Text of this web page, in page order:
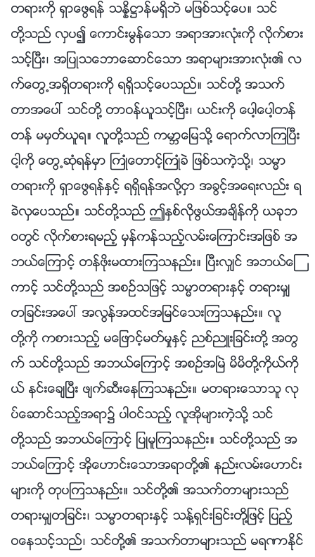
တရားကို ရွာေဖြရန္ သႏၷိ႒ာန္မရွိဘဲ မျဖစ္သင့္ေပ။ သင္
တို႔သည္ လွပ၍ ေကာင္းမြန္ေသာ အရာအားလုံးကို လိုက္စား
သင့္ၿပီး၊ အျပဳသေဘာေဆာင္ေသာ အရာမ်ားအားလုံး၏ လ
က္ေတြ႕အရွိတရားကို ရရွိသင့္ေပသည္။ သင္တို႔ အသက္
တာအေပၚ သင္တို႔ တာဝန္ယူသင့္ၿပီး၊ ယင္းကို ေပါ့ေပါ့တန္
တန္ မမွတ္ယူရ။ လူတို႔သည္ ကမာၻေျမသို႔ ေရာက္လာၾကၿပီး
ငါ့ကို ေတြ႕ဆုံရန္မွာ ႀကဳံေတာင့္ႀကဳံခဲ ျဖစ္သကဲ့သို႔၊ သမၼာ
တရားကို ရွာေဖြရန္ႏွင့္ ရရွိရန္အလို႔ငွာ အခြင့္အေရးလည္း ရ
ခဲလွေပသည္။ သင္တို႔သည္ ဤႏွစ္လိုဖြယ္အခ်ိန္ကို ယခုဘ
ဝတြင္ လိုက္စားရမည့္ မွန္ကန္သည့္လမ္းေၾကာင္းအျဖစ္ အ
ဘယ္ေၾကာင့္ တန္ဖိုးမထားၾကသနည္း။ ၿပီးလွ်င္ အဘယ္ေၾ
ကာင့္ သင္တို႔သည္ အစဥ္သျဖင့္ သမၼာတရားႏွင့္ တရားမွ်
တျခင္းအေပၚ အလြန္အထင္အျမင္ေသးၾကသနည္း။ လူ
တို႔ကို ကစားသည့္ မေျဖာင့္မတ္မႈႏွင့္ ညစ္ညဴးျခင္းတို႔ အတြ
က္ သင္တို႔သည္ အဘယ္ေၾကာင့္ အစဥ္အၿမဲ မိမိတို႔ကိုယ္ကို
ယ္ နင္းေခ်ၿပီး ဖ်က္ဆီးေနၾကသနည္း။ မတရားေသာသူ လု
ပ္ေဆာင္သည့္အရာ၌ ပါဝင္သည့္ လူအိုမ်ားကဲ့သို႔ သင္
တို႔သည္ အဘယ္ေၾကာင့္ ျပဳမူၾကသနည္း။ သင္တို႔သည္ အ
ဘယ္ေၾကာင့္ အိုေဟာင္းေသာအရာတို႔၏ နည္းလမ္းေဟာင္း
မ်ားကို တုပၾကသနည္း။ သင္တို႔၏ အသက္တာမ်ားသည္
တရားမွ်တျခင္း၊ သမၼာတရားႏွင့္ သန႔္ရွင္းျခင္းတို႔ျဖင့္ ျပည့္
ဝေနသင့္သည္၊ သင္တို႔၏ အသက္တာမ်ားသည္ မရဏာႏိုင္